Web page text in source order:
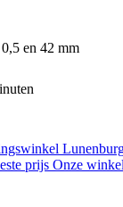
0,5 en 42 mm
prijs Onze